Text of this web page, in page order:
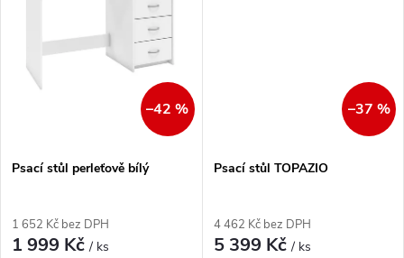
ů
–42 %
Psací stůl perleťově bílý
1 652 Kč bez DPH
1 999 Kč/ ks
–37 %
Psací stůl TOPAZIO
4 462 Kč bez DPH
5 399 Kč/ ks